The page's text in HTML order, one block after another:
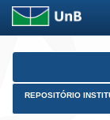
Skip
REPOSITÓRIO